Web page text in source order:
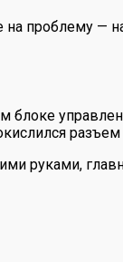
на проблему —
разъем
руками,